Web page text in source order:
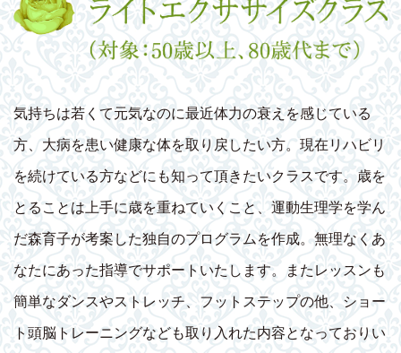
気持ちは若くて元気なのに最近体力の衰えを感じている
方、大病を患い健康な体を取り戻したい方。現在リハビリ
を続けている方などにも知って頂きたいクラスです。歳を
とることは上手に歳を重ねていくこと、運動生理学を学ん
だ森育子が考案した独自のプログラムを作成。無理なくあ
なたにあった指導でサポートいたします。またレッスンも
簡単なダンスやストレッチ、フットステップの他、ショー
ト頭脳トレーニングなども取り入れた内容となっておりい